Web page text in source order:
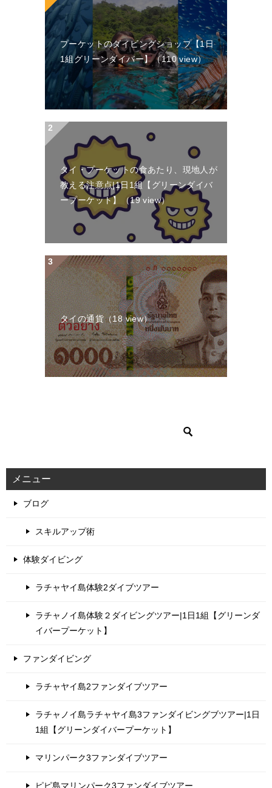
プーケットのダイビングショップ【1日
1組グリーンダイバー】（110 view）
タイ・プーケットの食あたり、現地人が
教える注意点|1日1組【グリーンダイバ
ープーケット】
（19 view）
タイの通貨（18 view）
メニュー
ブログ
スキルアップ術
体験ダイビング
ラチャヤイ島体験2ダイブツアー
ラチャノイ島体験２ダイビングツアー|1日1組【グリーンダ
イバープーケット】
ファンダイビング
ラチャヤイ島2ファンダイブツアー
ラチャノイ島ラチャヤイ島3ファンダイビングブツアー|1日
1組【グリーンダイバープーケット】
マリンパーク3ファンダイブツアー
ピピ島マリンパーク3ファンダイブツアー